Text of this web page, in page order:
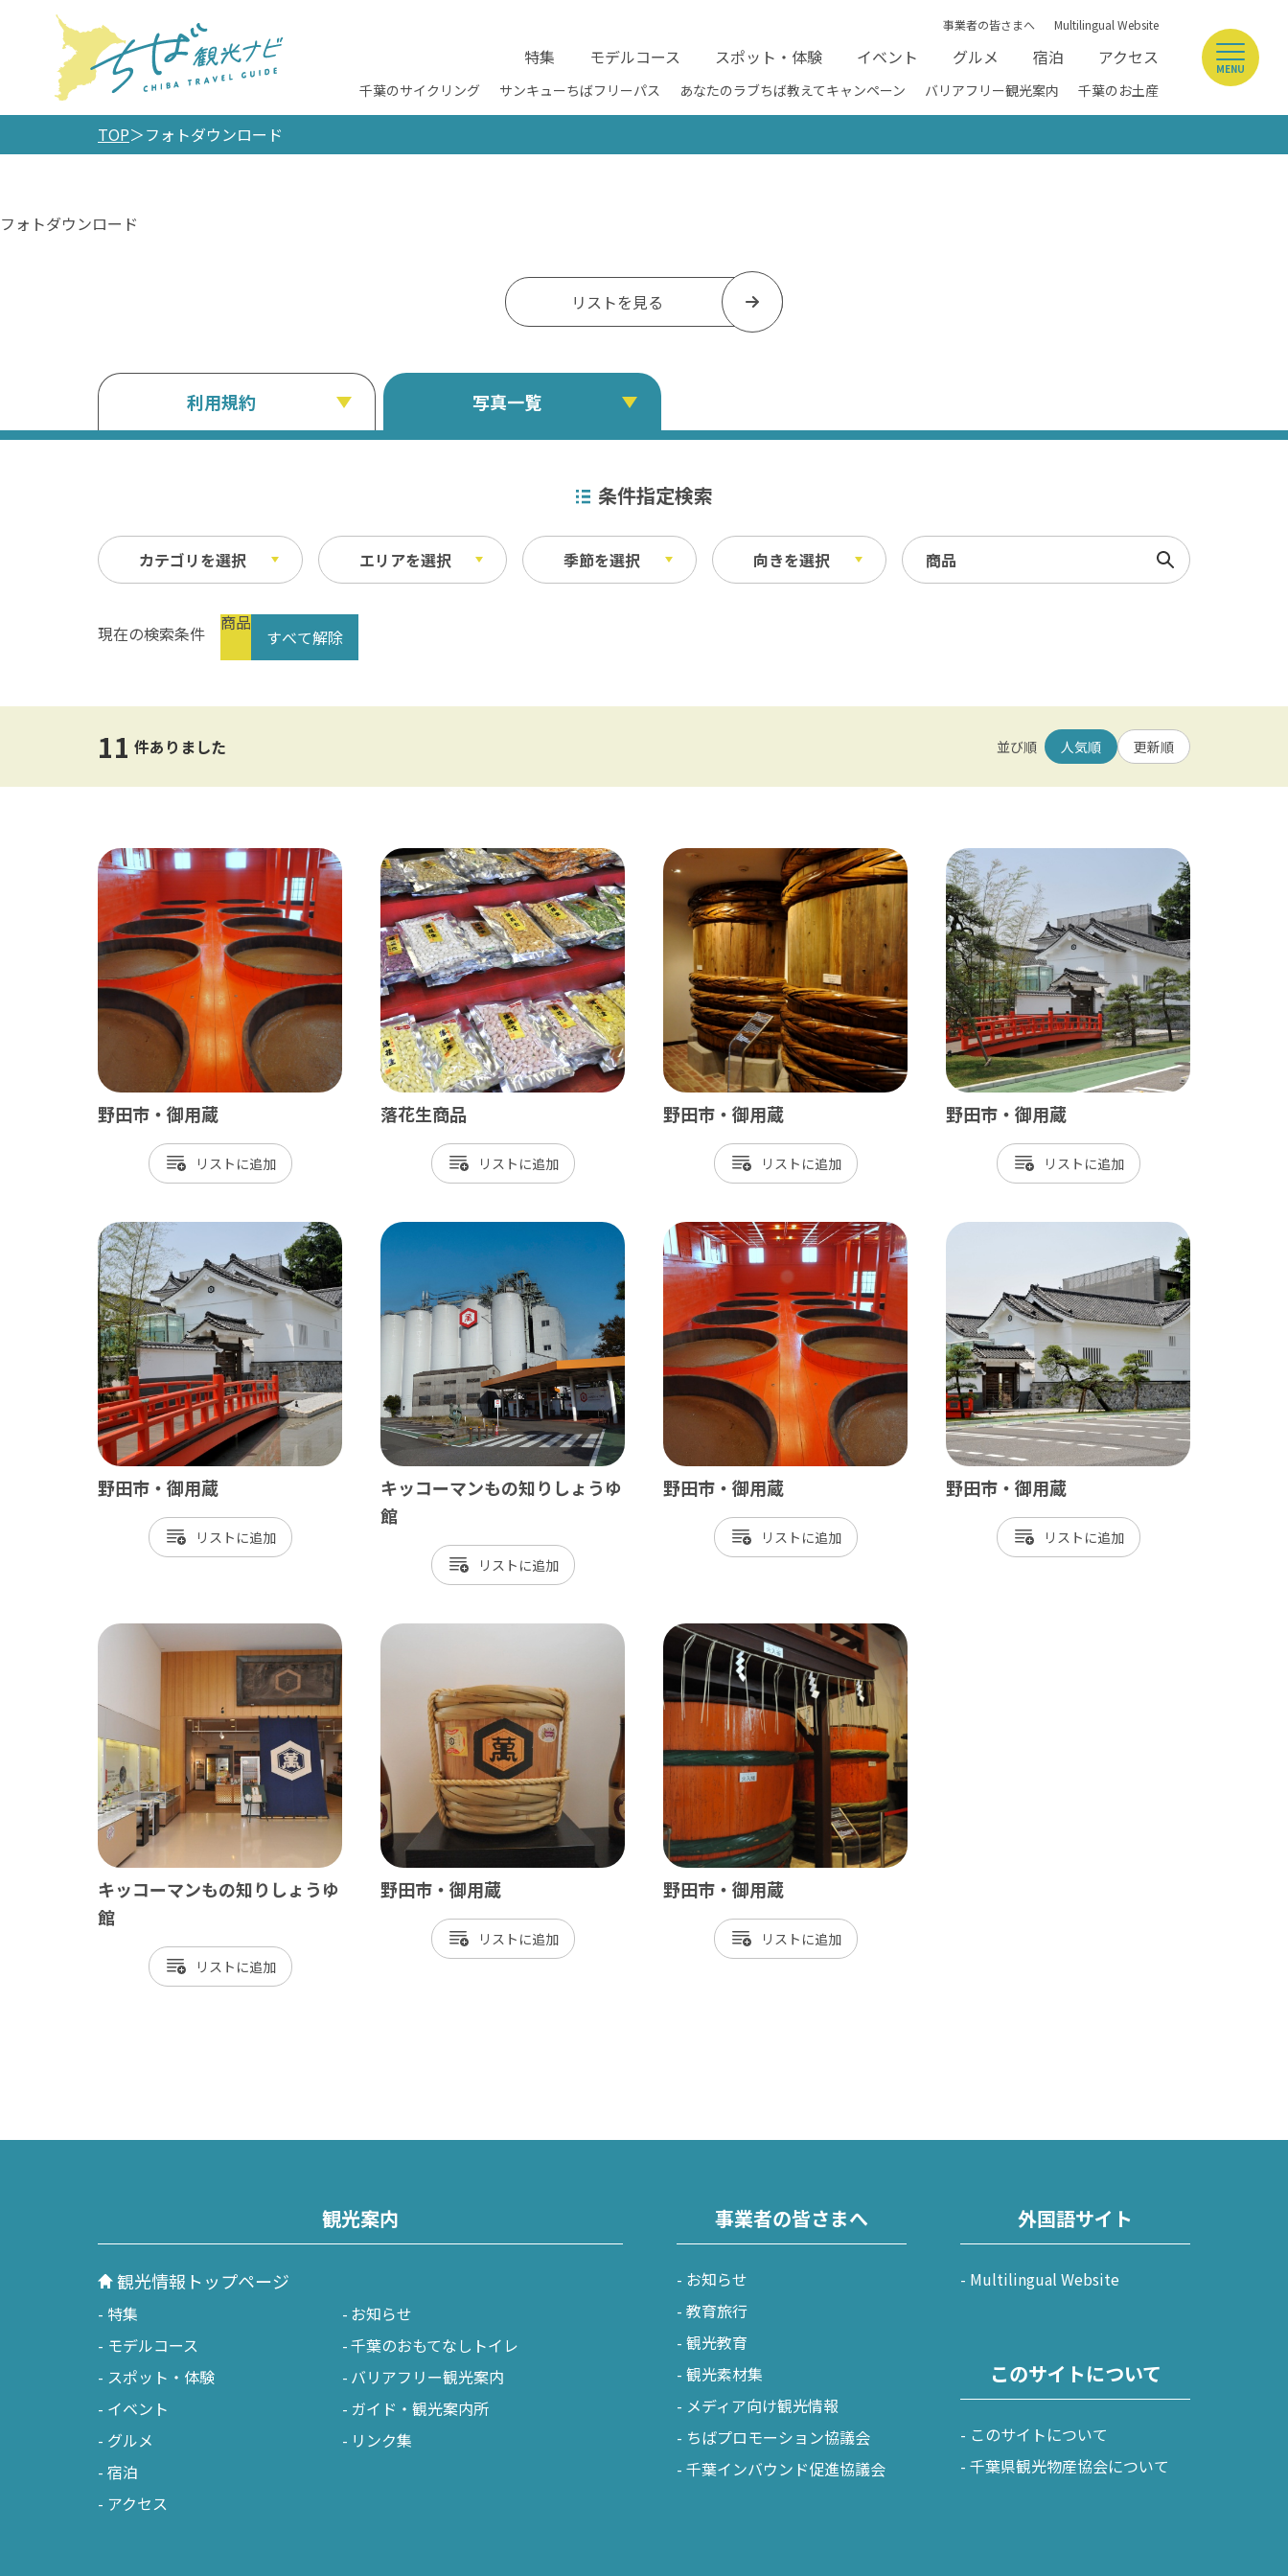
事業者の皆さまへ Multilingual Website
特集 モデルコース スポット・体験 イベント グルメ 宿泊 アクセス
千葉のサイクリング サンキューちばフリーパス あなたのラブちば教えてキャンペーン バリアフリー観光案内 千葉のお土産
MENU
TOP フォトダウンロード
フォトダウンロード
リストを見る
利用規約 写真一覧
条件指定検索
カテゴリを選択 エリアを選択 季節を選択 向きを選択 検索
祭り・イベント
公共の施設
北総
小江戸佐原 / 佐倉ふるさと広場 / 成田山新勝寺 / 銚子（犬吠埼）
九十九里
九十九里浜 / 釣ヶ崎海岸（サーフィン） / 白子温泉 / 茂原 / 御宿
南房総
大山千枚田 / 鴨川シーワールド / 勝浦 / 岡本桟橋 / 館山 / いすみ鉄道
木更津 / 海ほたるPA / 東京ドイツ村 / 富津 / 鋸山 / マザー牧場 / 小湊鐡道
ベイエリア
千葉市
市川市
船橋市
習志野市
八千代市
浦安市
東葛飾
野田市
柏市
流山市
我孫子市
鎌ケ谷市
北総
銚子市
成田市
佐倉市
八街市
印西市
白井市
香取市
酒々井町
栄町
神崎町
多古町
東庄町
芝山町
茂原市
東金市
旭市
匝瑳市
山武市
大網白里市
南房総
館山市
勝浦市
大多喜町
かずさ・臨海
木更津市
春
縦
現在の検索条件 商品
すべて解除
11 件ありました 並び順 人気順 更新順
野田市・御用蔵
リスト
落花生商品
リスト
野田市・御用蔵
リスト
野田市・御用蔵
リスト
野田市・御用蔵
リスト
キッコーマンもの知りしょうゆ
館
リスト
野田市・御用蔵
リスト
野田市・御用蔵
リスト
キッコーマンもの知りしょうゆ
館
リスト
野田市・御用蔵
リスト
野田市・御用蔵
リスト
観光案内
観光情報トップページ
特集
モデルコース
スポット・体験
イベント
グルメ
宿泊
アクセス
お知らせ
千葉のおもてなしトイレ
バリアフリー観光案内
ガイド・観光案内所
リンク集
事業者の皆さまへ
お知らせ
教育旅行
観光教育
観光素材集
メディア向け観光情報
ちばプロモーション協議会
千葉インバウンド促進協議会
外国語サイト
Multilingual Website
このサイトについて
このサイトについて
千葉県観光物産協会について